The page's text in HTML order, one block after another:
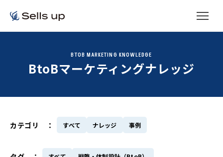
BTOB MARKETING KNOWLEDGE
BtoBマーケティングナレッジ
カテゴリ ： すべて ナレッジ 事例